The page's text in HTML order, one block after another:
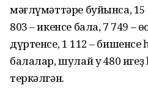
мәғлүмәттәре буйынса, 15
803 – икенсе бала, 7 749 –
дүртенсе, 1 112 – бишенсе
балалар, шулай уҡ 480
теркәлгән.